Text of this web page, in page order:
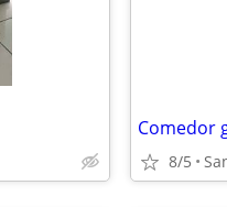
Comedor
8/5